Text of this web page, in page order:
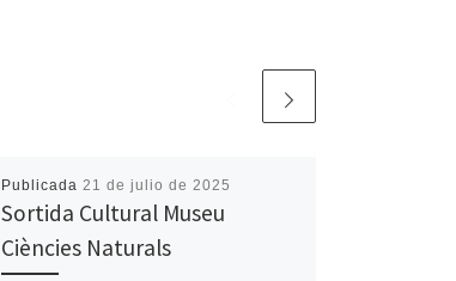
Publicada 21 de julio de 2025
Sortida Cultural Museu
Ciències Naturals